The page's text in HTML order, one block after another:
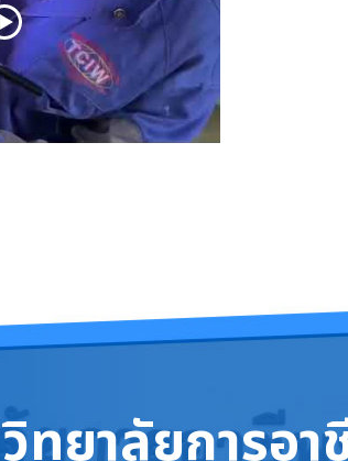
วิทยาลัยการอ